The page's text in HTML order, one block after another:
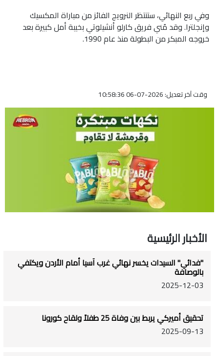
وفي ربع النهائي، ستنتظر النرويج الفائز من مباراة المكسيك
وإنجلترا. وقد مُني فريق كارلو أنشيلوتي بخيبة أمل كبيرة بعد
خروجه المبكر من البطولة منذ عام 1990.
وقت آخر تعديل: 2026-07-06 10:58:36
الأخبار الرئيسية
"فدائي" السيدات يخسر نهائي غرب آسيا أمام الأردن ويكتفي
بالوصافة
2025-12-03
تحقيق أميركي يربط بين وفاة 25 طفلاً ولقاح كورونا
2025-09-13